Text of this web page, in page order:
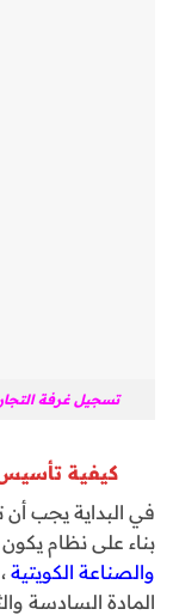
تسجيل غرفة
كيفية
في البداية يجب
بناء على نظام
والصناعة الكويتية
المادة السادسة